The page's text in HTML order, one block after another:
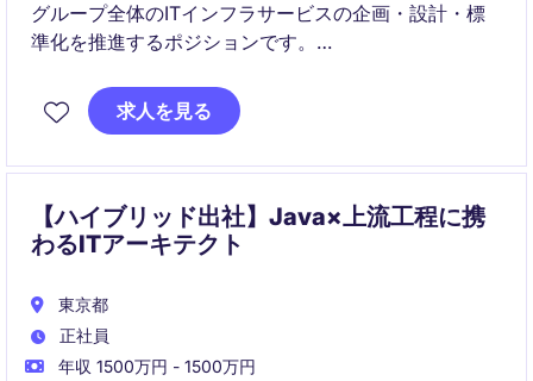
グループ全体のITインフラサービスの企画・設計・標
準化を推進するポジションです。
クラウドとオンプレミスを組み合わせたハイブリッド
環境の戦略設計とグローバル展開をリードします。
求人を見る
【ハイブリッド出社】Java×上流工程に携
わるITアーキテクト
東京都
正社員
年収 1500万円 - 1500万円